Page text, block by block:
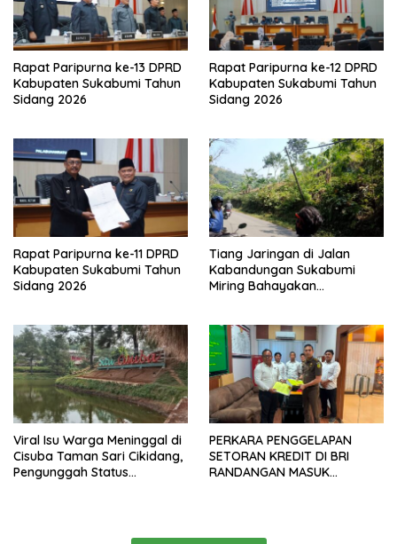
Rapat Paripurna ke-13 DPRD
Kabupaten Sukabumi Tahun
Sidang 2026
Rapat Paripurna ke-12 DPRD
Kabupaten Sukabumi Tahun
Sidang 2026
Rapat Paripurna ke-11 DPRD
Kabupaten Sukabumi Tahun
Sidang 2026
Tiang Jaringan di Jalan
Kabandungan Sukabumi
Miring Bahayakan
Viral Isu Warga Meninggal di
Cisuba Taman Sari Cikidang,
Pengunggah Status
PERKARA PENGGELAPAN
SETORAN KREDIT DI BRI
RANDANGAN MASUK